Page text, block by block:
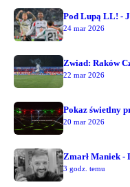
Pod Lupą LL! -
24 mar 2026
Zwiad: Raków
22 mar 2026
Pokaz świetlny
20 mar 2026
Zmarł Maniek -
3 godz. temu